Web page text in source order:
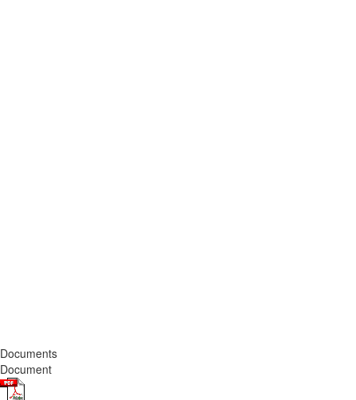
Documents
Document